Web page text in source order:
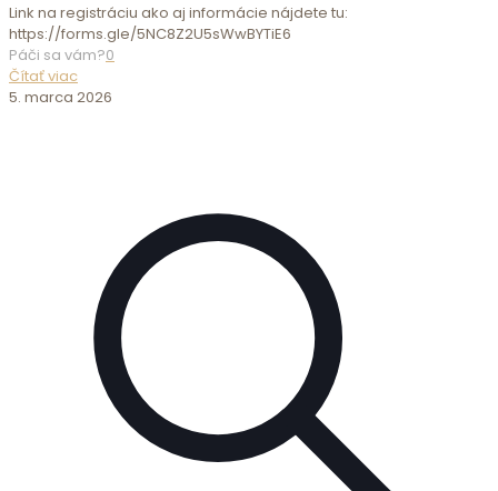
Link na registráciu ako aj informácie nájdete tu:
https://forms.gle/5NC8Z2U5sWwBYTiE6
Páči sa vám?0
Čítať viac
5. marca 2026